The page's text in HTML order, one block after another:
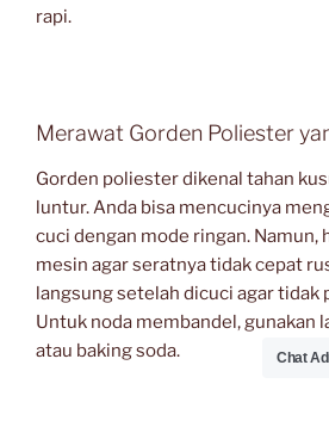
rapi.
Merawat Gorden Poliester
Gorden poliester dikenal tahan
luntur. Anda bisa mencucinya
cuci dengan mode ringan. Namun,
mesin agar seratnya tidak cepat
langsung setelah dicuci agar tidak
Untuk noda membandel, gunakan
atau baking soda.
Chat